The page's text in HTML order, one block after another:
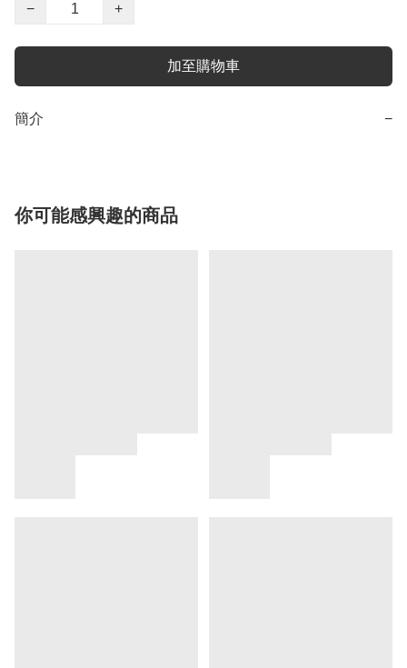
−
+
加至購物車
簡介 −
你可能感興趣的商品